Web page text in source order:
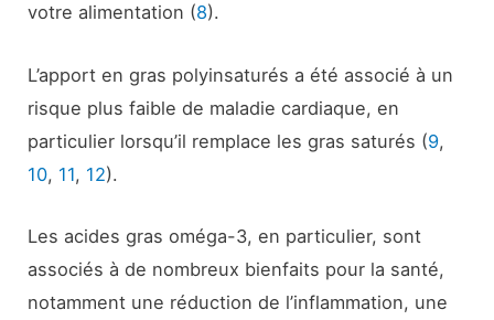
votre alimentation (8).
L’apport en gras polyinsaturés a été associé à un
risque plus faible de maladie cardiaque, en
particulier lorsqu’il remplace les gras saturés (9,
10, 11, 12).
Les acides gras oméga-3, en particulier, sont
associés à de nombreux bienfaits pour la santé,
notamment une réduction de l’inflammation, une